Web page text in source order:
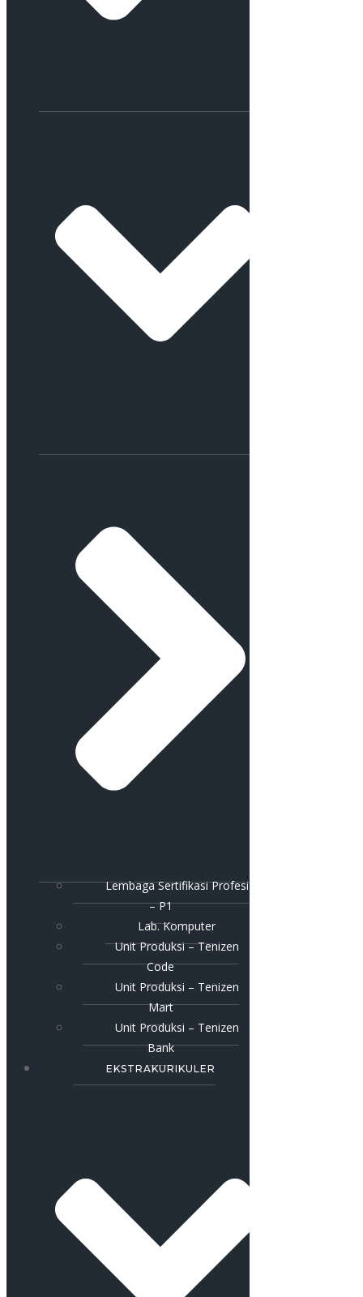
Lembaga Sertifikasi Profesi
– P1
Lab. Komputer
Unit Produksi – Tenizen
Code
Unit Produksi – Tenizen
Mart
Unit Produksi – Tenizen
Bank
EKSTRAKURIKULER